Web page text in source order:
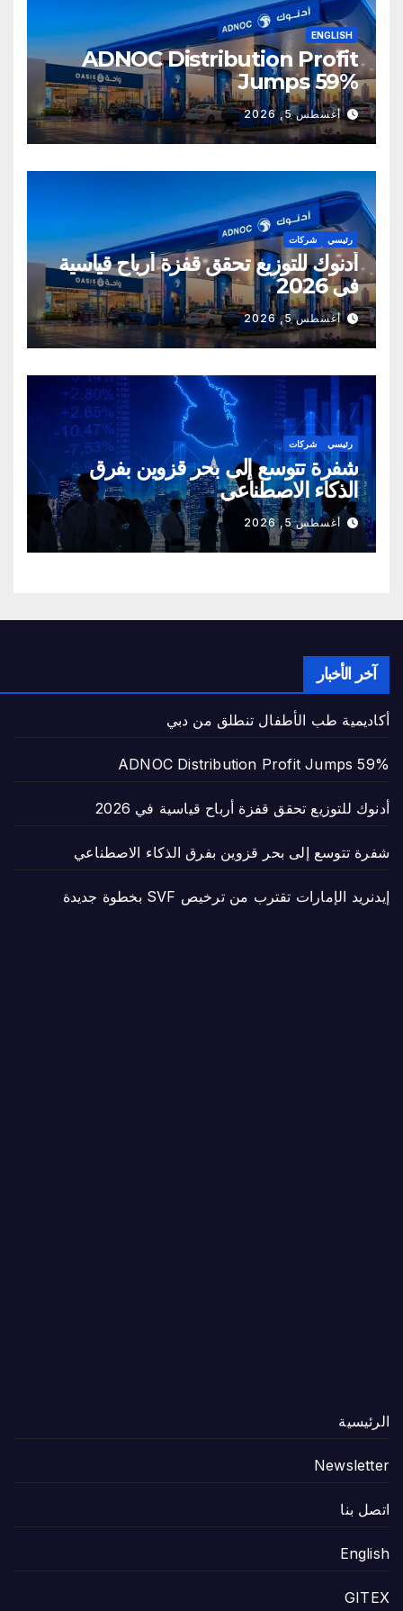
ENGLISH
ADNOC Distribution Profit
Jumps 59%
أغسطس 5, 2026
رئيسي شركات
أدنوك للتوزيع تحقق قفزة أرباح قياسية
في 2026
أغسطس 5, 2026
رئيسي شركات
شفرة تتوسع إلى بحر قزوين بفرق
الذكاء الاصطناعي
أغسطس 5, 2026
آخر الأخبار
أكاديمية طب الأطفال تنطلق من دبي
ADNOC Distribution Profit Jumps 59%
أدنوك للتوزيع تحقق قفزة أرباح قياسية في 2026
شفرة تتوسع إلى بحر قزوين بفرق الذكاء الاصطناعي
إيدنريد الإمارات تقترب من ترخيص SVF بخطوة جديدة
الرئيسية
Newsletter
اتصل بنا
English
GITEX